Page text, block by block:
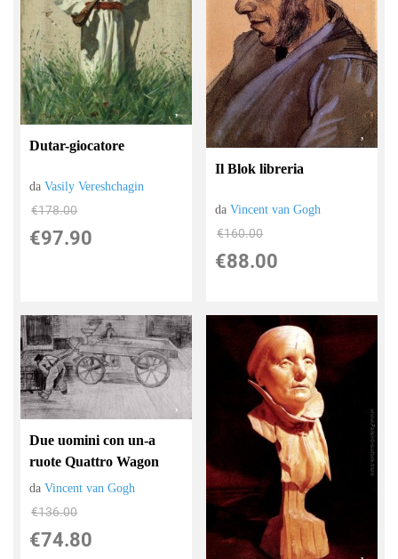
Dutar-giocatore
daVasily Vereshchagin
€178.00
€97.90
Il Blok libreria
daVincent van Gogh
€160.00
€88.00
Due uomini con un-a
ruote Quattro Wagon
daVincent van Gogh
€136.00
€74.80